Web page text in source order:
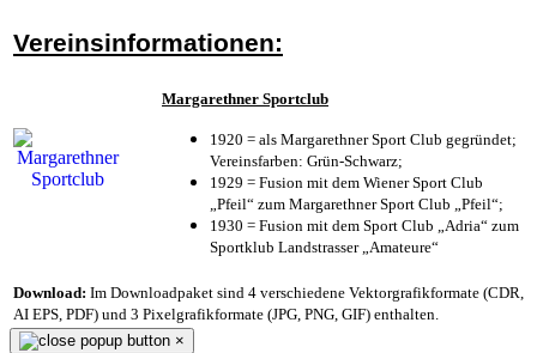
Vereinsinformationen:
Margarethner Sportclub
1920 = als Margarethner Sport Club gegründet;
Vereinsfarben: Grün-Schwarz;
1929 = Fusion mit dem Wiener Sport Club
„Pfeil“ zum Margarethner Sport Club „Pfeil“;
1930 = Fusion mit dem Sport Club „Adria“ zum
Sportklub Landstrasser „Amateure“
Download: Im Downloadpaket sind 4 verschiedene Vektorgrafikformate (CDR,
AI EPS, PDF) und 3 Pixelgrafikformate (JPG, PNG, GIF) enthalten.
×